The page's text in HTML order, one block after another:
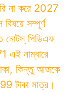
না করে 2027
সম্পূর্ণ
নোটস্ পিডিএফ
নাম্বারে
কিন্তু আজকে
টাকা মাত্র।